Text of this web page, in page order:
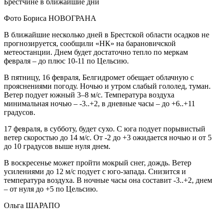
Фото Бориса НОВОГРАНА
В ближайшие несколько дней в Брестской области осадков не
прогнозируется, сообщили «НК» на барановичской
метеостанции. Днем будет достаточно тепло по меркам
февраля – до плюс 10-11 по Цельсию.
В пятницу, 16 февраля, Белгидромет обещает облачную с
прояснениями погоду. Ночью и утром слабый гололед, туман.
Ветер подует южный 3–8 м/с. Температура воздуха
минимальная ночью – -3..+2, в дневные часы – до +6..+11
градусов.
17 февраля, в субботу, будет сухо. С юга подует порывистый
ветер скоростью до 14 м/с. От -2 до +3 ожидается ночью и от 5
до 10 градусов выше нуля днем.
В воскресенье может пройти мокрый снег, дождь. Ветер
усилениями до 12 м/с подует с юго-запада. Снизится и
температура воздуха. В ночные часы она составит -3..+2, днем
– от нуля до +5 по Цельсию.
Ольга ШАРАПО